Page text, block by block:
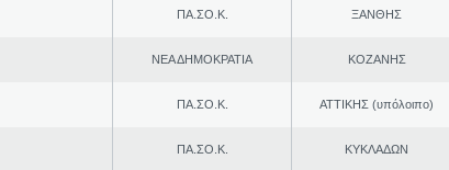
ΠΑ.ΣΟ.Κ. ΞΑΝΘΗΣ
ΝΕΑ ΔΗΜΟΚΡΑΤΙΑ ΚΟΖΑΝΗΣ
ΠΑ.ΣΟ.Κ. ΑΤΤΙΚΗΣ (υπόλοιπο)
ΠΑ.ΣΟ.Κ. ΚΥΚΛΑΔΩΝ